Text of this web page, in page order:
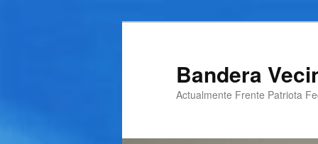
Bandera
Actualmente Frente Patriota